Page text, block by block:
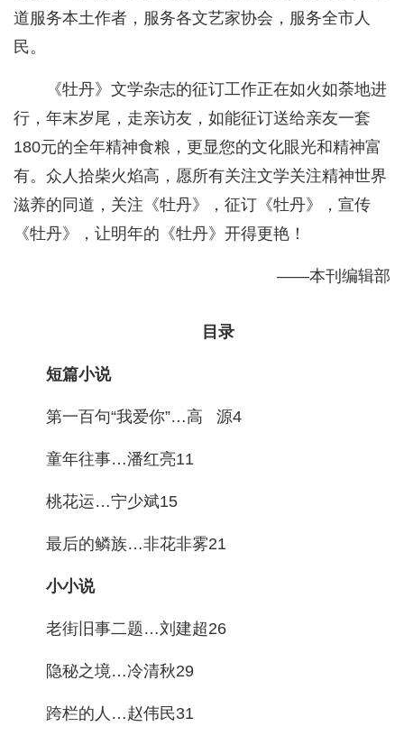
道服务本土作者，服务各文艺家协会，服务全市人
民。
《牡丹》文学杂志的征订工作正在如火如荼地进
行，年末岁尾，走亲访友，如能征订送给亲友一套
180元的全年精神食粮，更显您的文化眼光和精神富
有。众人拾柴火焰高，愿所有关注文学关注精神世界
滋养的同道，关注《牡丹》，征订《牡丹》，宣传
《牡丹》，让明年的《牡丹》开得更艳！
——本刊编辑部
目录
短篇小说
第一百句“我爱你”…高 源4
童年往事…潘红亮11
桃花运…宁少斌15
最后的鳞族…非花非雾21
小小说
老街旧事二题…刘建超26
隐秘之境…冷清秋29
跨栏的人…赵伟民31